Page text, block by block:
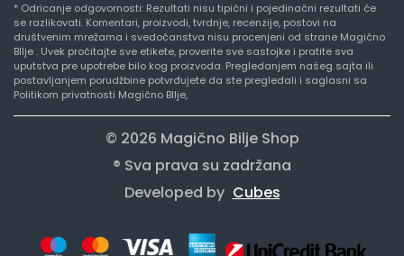
* Odricanje odgovornosti: Rezultati nisu tipični i pojedinačni rezultati će
se razlikovati. Komentari, proizvodi, tvrdnje, recenzije, postovi na
društvenim mrežama i svedočanstva nisu procenjeni od strane Magično
BIlje . Uvek pročitajte sve etikete, proverite sve sastojke i pratite sva
uputstva pre upotrebe bilo kog proizvoda. Pregledanjem našeg sajta ili
postavljanjem porudžbine potvrđujete da ste pregledali i saglasni sa
Politikom privatnosti Magično BIlje,
© 2026 Magično Bilje Shop
® Sva prava su zadržana
Developed by Cubes